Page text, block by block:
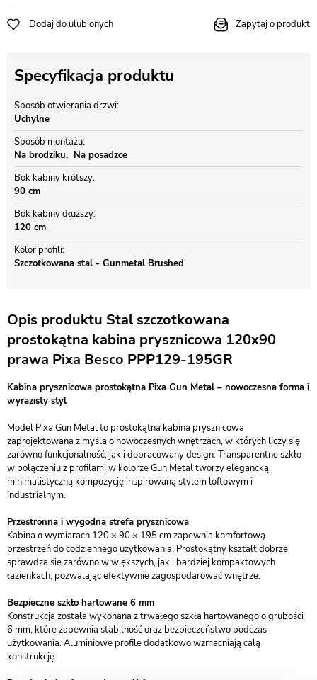
Dodaj do ulubionych Zapytaj o produkt
Specyfikacja produktu
Sposób otwierania drzwi
Uchylne
Sposób montażu
Na brodziku
Na posadzce
Bok kabiny krótszy
90 cm
Bok kabiny dłuższy
120 cm
Kolor profili
Szczotkowana stal - Gunmetal Brushed
Opis produktu Stal szczotkowana
prostokątna kabina prysznicowa 120x90
prawa Pixa Besco PPP129-195GR
Kabina prysznicowa prostokątna Pixa Gun Metal – nowoczesna forma i
wyrazisty styl
Model Pixa Gun Metal to prostokątna kabina prysznicowa
zaprojektowana z myślą o nowoczesnych wnętrzach, w których liczy się
zarówno funkcjonalność, jak i dopracowany design. Transparentne szkło
w połączeniu z profilami w kolorze Gun Metal tworzy elegancką,
minimalistyczną kompozycję inspirowaną stylem loftowym i
industrialnym.
Przestronna i wygodna strefa prysznicowa
Kabina o wymiarach 120 × 90 × 195 cm zapewnia komfortową
przestrzeń do codziennego użytkowania. Prostokątny kształt dobrze
sprawdza się zarówno w większych, jak i bardziej kompaktowych
łazienkach, pozwalając efektywnie zagospodarować wnętrze.
Bezpieczne szkło hartowane 6 mm
Konstrukcja została wykonana z trwałego szkła hartowanego o grubości
6 mm, które zapewnia stabilność oraz bezpieczeństwo podczas
użytkowania. Aluminiowe profile dodatkowo wzmacniają całą
konstrukcję.